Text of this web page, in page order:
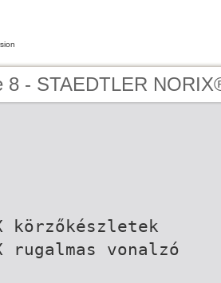
8 - STAEDTLER
körzőkészletek
rugalmas vonalzó